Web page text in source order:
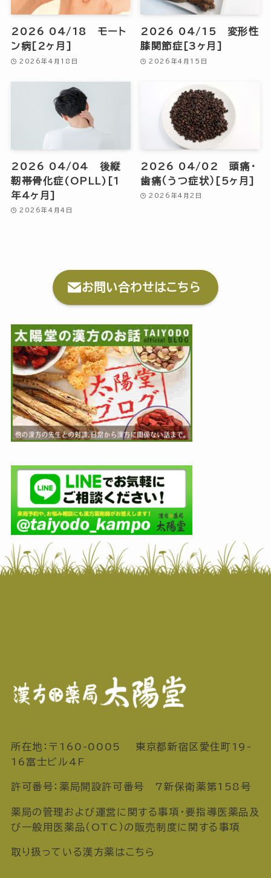
2026 04/18 モート
ン病[2ヶ月]
2026年4月18日
2026 04/15 変形性
膝関節症[3ヶ月]
2026年4月15日
2026 04/04 後縦
靭帯骨化症(OPLL)[1
年4ヶ月]
2026年4月4日
2026 04/02 頭痛・
歯痛（うつ症状）[5ヶ月]
2026年4月2日
お問い合わせはこちら
所在地：〒160-0005 東京都新宿区愛住町19-
16富士ビル4F
許可番号：薬局開設許可番号 7新保衛薬第158号
薬局の管理および運営に関する事項・要指導医薬品及
び一般用医薬品（OTC）の販売制度に関する事項
取り扱っている漢方薬はこちら